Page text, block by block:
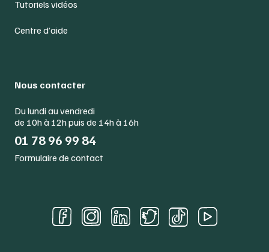
Tutoriels vidéos
Centre d’aide
Nous contacter
Du lundi au vendredi
de 10h à 12h puis de 14h à 16h
01 78 96 99 84
Formulaire de contact